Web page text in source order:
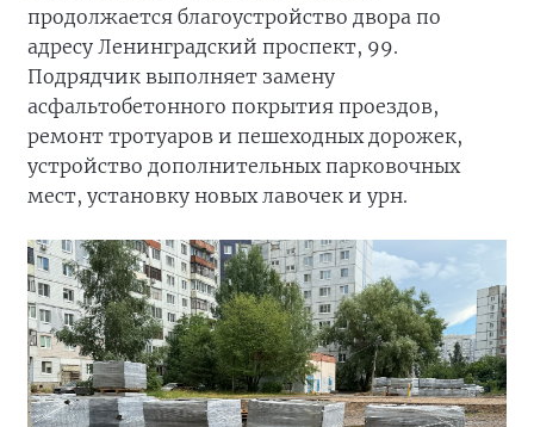
продолжается благоустройство двора по
адресу Ленинградский проспект, 99.
Подрядчик выполняет замену
асфальтобетонного покрытия проездов,
ремонт тротуаров и пешеходных дорожек,
устройство дополнительных парковочных
мест, установку новых лавочек и урн.